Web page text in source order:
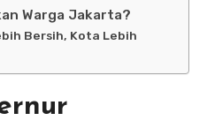
Warga Jakarta?
Bersih, Kota Lebih